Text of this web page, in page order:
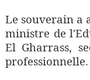
Le souverain a
ministre de
El Gharrass,
professionnelle.